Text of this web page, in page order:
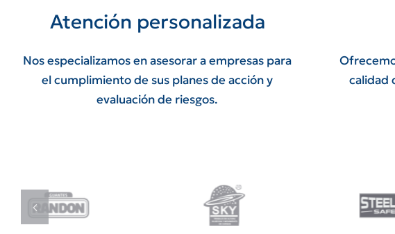
Atención personalizada
Nos especializamos en asesorar a empresas para
el cumplimiento de sus planes de acción y
evaluación de riesgos.
calidad